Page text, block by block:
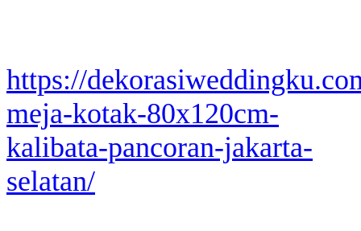
https://
meja-kotak-80x120cm-
kalibata-pancoran-jakarta-
selatan/